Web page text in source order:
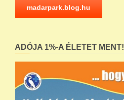
madarpark.blog.hu
ADÓJA 1%-A ÉLETET MENT!